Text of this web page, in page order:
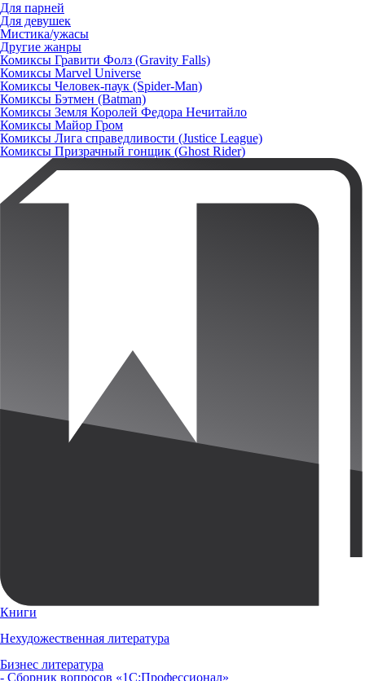
Для парней
Для девушек
Мистика/ужасы
Другие жанры
Комиксы Гравити Фолз (Gravity Falls)
Комиксы Marvel Universe
Комиксы Человек-паук (Spider-Man)
Комиксы Бэтмен (Batman)
Комиксы Земля Королей Федора Нечитайло
Комиксы Майор Гром
Комиксы Лига справедливости (Justice League)
Комиксы Призрачный гонщик (Ghost Rider)
Книги
Нехудожественная литература
Бизнес литература
- Сборник вопросов «1С:Профессионал»